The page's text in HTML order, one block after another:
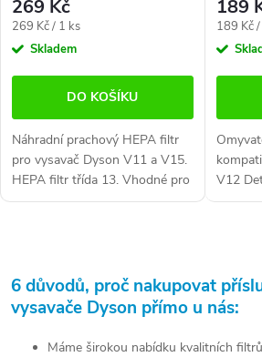
269 Kč
Měrná
cena:
269 Kč / 1 ks
Skladem
DO KOŠÍKU
Náhradní prachový HEPA filtr
pro vysavač Dyson V11 a V15.
HEPA filtr třída 13. Vhodné pro
alergiky.
189
Měrná
cena:
189 Kč
V12
Extra a
v
l
6 důvodů, proč nakupovat
vysavače Dyson přímo u nás:
Máme širokou nabídku kvalitních